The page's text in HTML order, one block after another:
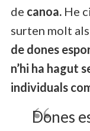
de canoa. He
surten molt als
de dones
n’hi ha hagut
individuals
Dones